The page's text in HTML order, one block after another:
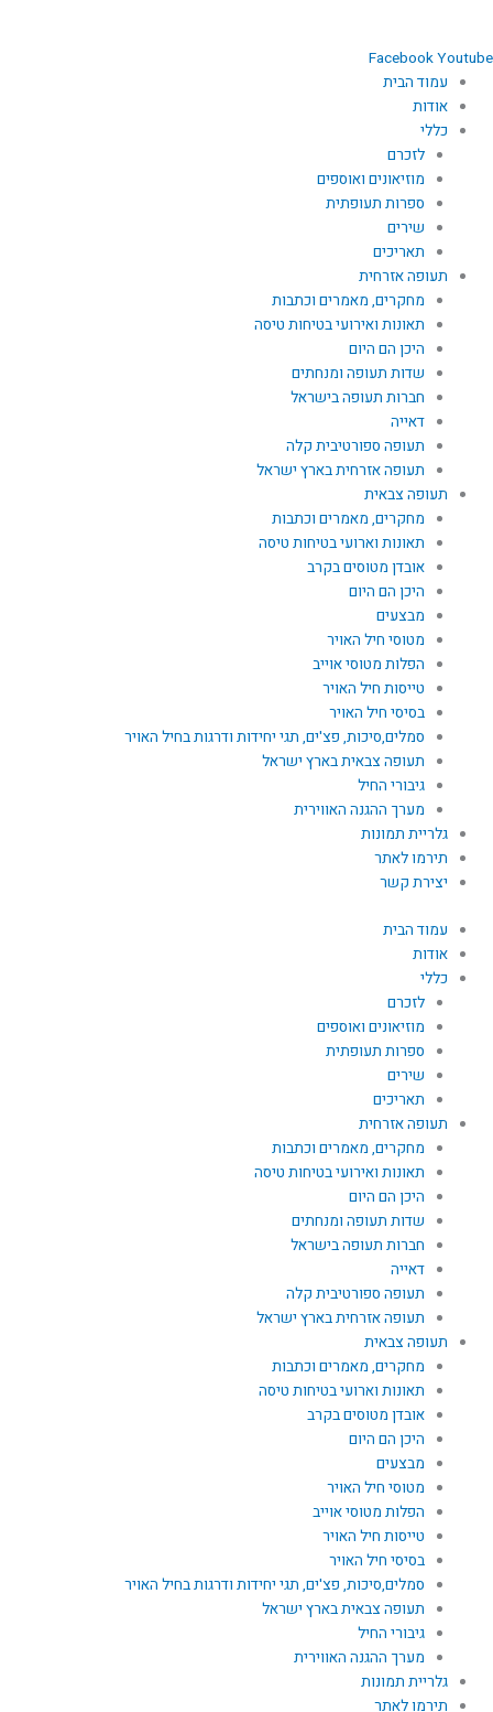
FacebookYoutube
עמוד הבית
אודות
כללי
לזכרם
מוזיאונים ואוספים
ספרות תעופתית
שירים
תאריכים
תעופה אזרחית
מחקרים, מאמרים וכתבות
תאונות ואירועי בטיחות טיסה
היכן הם היום
שדות תעופה ומנחתים
חברות תעופה בישראל
דאייה
תעופה ספורטיבית קלה
תעופה אזרחית בארץ ישראל
תעופה צבאית
מחקרים, מאמרים וכתבות
תאונות וארועי בטיחות טיסה
אובדן מטוסים בקרב
היכן הם היום
מבצעים
מטוסי חיל האויר
הפלות מטוסי אוייב
טייסות חיל האויר
בסיסי חיל האויר
סמלים,סיכות, פצ'ים, תגי יחידות ודרגות בחיל האויר
תעופה צבאית בארץ ישראל
גיבורי החיל
מערך ההגנה האווירית
גלריית תמונות
תירמו לאתר
יצירת קשר
עמוד הבית
אודות
כללי
לזכרם
מוזיאונים ואוספים
ספרות תעופתית
שירים
תאריכים
תעופה אזרחית
מחקרים, מאמרים וכתבות
תאונות ואירועי בטיחות טיסה
היכן הם היום
שדות תעופה ומנחתים
חברות תעופה בישראל
דאייה
תעופה ספורטיבית קלה
תעופה אזרחית בארץ ישראל
תעופה צבאית
מחקרים, מאמרים וכתבות
תאונות וארועי בטיחות טיסה
אובדן מטוסים בקרב
היכן הם היום
מבצעים
מטוסי חיל האויר
הפלות מטוסי אוייב
טייסות חיל האויר
בסיסי חיל האויר
סמלים,סיכות, פצ'ים, תגי יחידות ודרגות בחיל האויר
תעופה צבאית בארץ ישראל
גיבורי החיל
מערך ההגנה האווירית
גלריית תמונות
תירמו לאתר